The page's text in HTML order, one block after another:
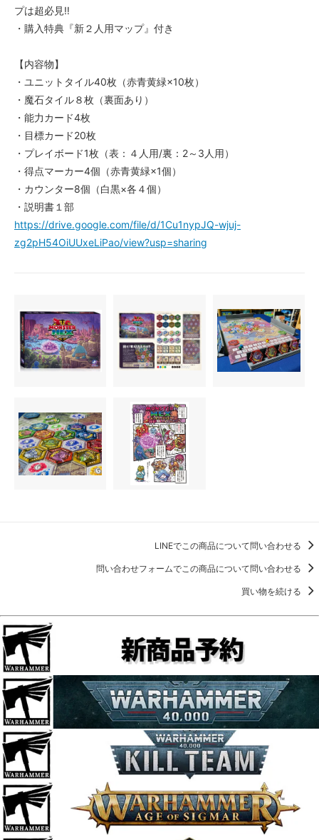
プは超必見‼︎
・購入特典『新２人用マップ』付き
【内容物】
・ユニットタイル40枚（赤青黄緑×10枚）
・魔石タイル８枚（裏面あり）
・能力カード4枚
・目標カード20枚
・プレイボード1枚（表：４人用/裏：2～3人用）
・得点マーカー4個（赤青黄緑×1個）
・カウンター8個（白黒×各４個）
・説明書１部
https://drive.google.com/file/d/1Cu1nypJQ-wjuj-
zg2pH54OiUUxeLiPao/view?usp=sharing
LINEでこの商品について問い合わせる
問い合わせフォームでこの商品について問い合わせる
買い物を続ける